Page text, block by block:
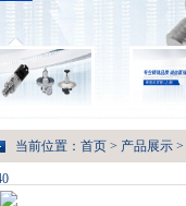
当前位置： 首页 > 产品展示 >